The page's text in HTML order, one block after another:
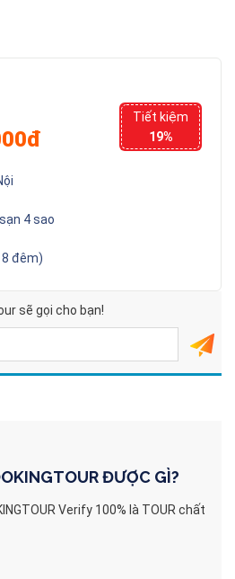
Tiết kiệm
19%
4 sao
8 đêm)
sẽ gọi cho bạn!
ĐƯỢC GÌ?
Verify 100% là TOUR chất